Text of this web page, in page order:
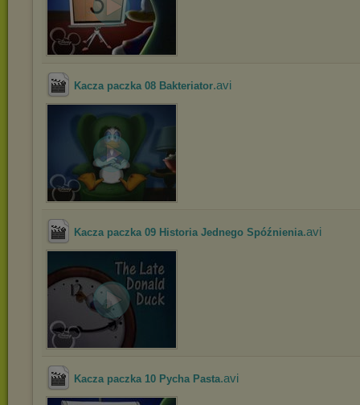
Kacza paczka 08 Bakteriator.avi
Kacza paczka 09 Historia Jednego Spóźnienia.avi
Kacza paczka 10 Pycha Pasta.avi